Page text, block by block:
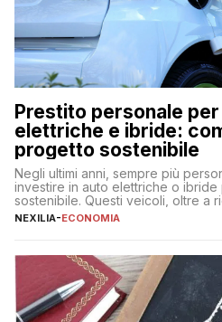
Prestito personale per
elettriche e ibride:
progetto sostenibile
Negli ultimi anni, sempre più
investire in auto elettriche o ibride
sostenibile. Questi veicoli, oltre a
offrono vantaggi economici a
fare se non […]
NEXILIA-ECONOMIA